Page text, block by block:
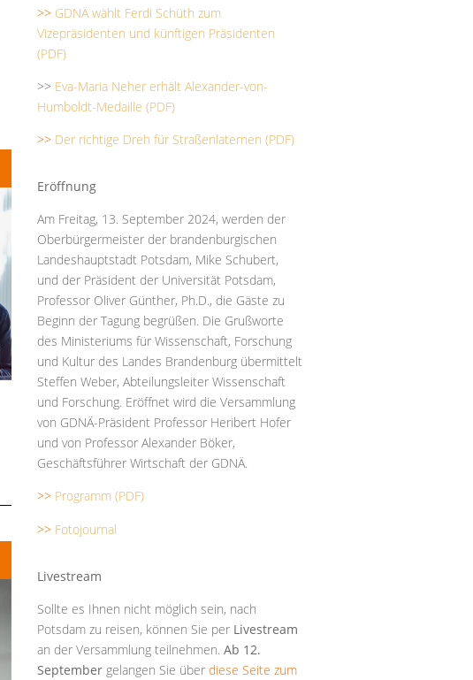
>> GDNÄ wählt Ferdi Schüth zum
Vizepräsidenten und künftigen Präsidenten
(PDF)
>> Eva-Maria Neher erhält Alexander-von-
Humboldt-Medaille (PDF)
>> Der richtige Dreh für Straßenlaternen (PDF)
Eröffnung
Am Freitag, 13. September 2024, werden der
Oberbürgermeister der brandenburgischen
Landeshauptstadt Potsdam, Mike Schubert,
und der Präsident der Universität Potsdam,
Professor Oliver Günther, Ph.D., die Gäste zu
Beginn der Tagung begrüßen. Die Grußworte
des Ministeriums für Wissenschaft, Forschung
und Kultur des Landes Brandenburg übermittelt
Steffen Weber, Abteilungsleiter Wissenschaft
und Forschung. Eröffnet wird die Versammlung
von GDNÄ-Präsident Professor Heribert Hofer
und von Professor Alexander Böker,
Geschäftsführer Wirtschaft der GDNÄ.
>> Programm (PDF)
>> Fotojournal
Livestream
Sollte es Ihnen nicht möglich sein, nach
Potsdam zu reisen, können Sie per Livestream
an der Versammlung teilnehmen.Ab 12.
September gelangen Sie überdiese Seite zum